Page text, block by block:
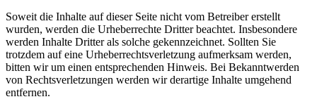
Soweit die Inhalte auf dieser Seite nicht vom Betreiber erstellt
wurden, werden die Urheberrechte Dritter beachtet. Insbesondere
werden Inhalte Dritter als solche gekennzeichnet. Sollten Sie
trotzdem auf eine Urheberrechtsverletzung aufmerksam werden,
bitten wir um einen entsprechenden Hinweis. Bei Bekanntwerden
von Rechtsverletzungen werden wir derartige Inhalte umgehend
entfernen.